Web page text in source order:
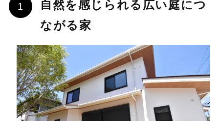
自然を感じられる広い庭につ
ながる家